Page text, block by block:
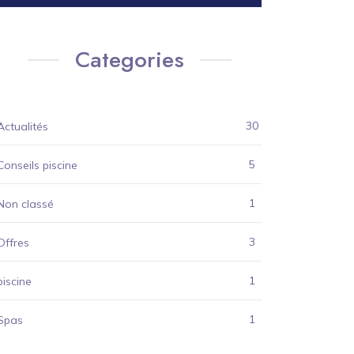
Categories
30
piscine 5
classé 1
3
1
1